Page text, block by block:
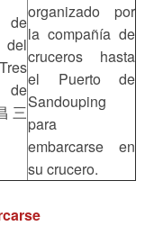
de
三
organizado por
la compañía de
cruceros hasta
el Puerto de
Sandouping
para
embarcarse en
su crucero.